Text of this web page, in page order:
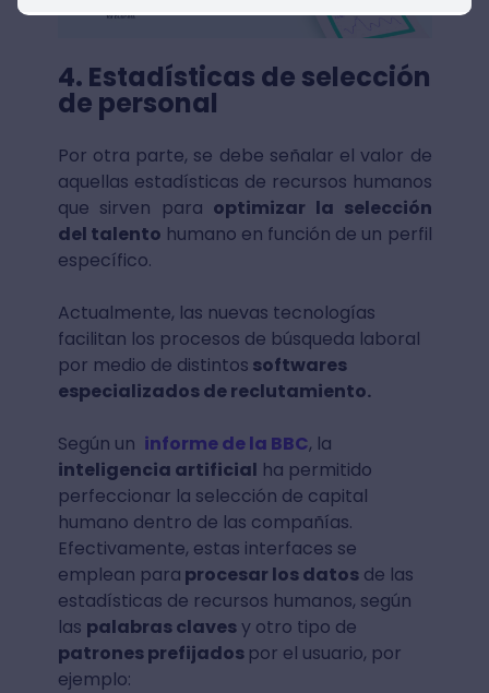
4. Estadísticas de selección
de personal
Por otra parte, se debe señalar el valor de
aquellas estadísticas de recursos humanos
que sirven para optimizar la selección
del talento humano en función de un perfil
específico.
Actualmente, las nuevas tecnologías
facilitan los procesos de búsqueda laboral
por medio de distintos softwares
especializados de reclutamiento.
Según un informe de la BBC, la
inteligencia artificial ha permitido
perfeccionar la selección de capital
humano dentro de las compañías.
Efectivamente, estas interfaces se
emplean para procesar los datosde las
estadísticas de recursos humanos, según
las palabras clavesy otro tipo de
patrones prefijados por el usuario, por
ejemplo: